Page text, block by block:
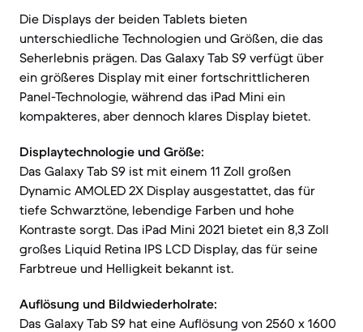
Die Displays der beiden Tablets bieten
unterschiedliche Technologien und Größen, die das
Seherlebnis prägen. Das Galaxy Tab S9 verfügt über
ein größeres Display mit einer fortschrittlicheren
Panel-Technologie, während das iPad Mini ein
kompakteres, aber dennoch klares Display bietet.
Displaytechnologie und Größe:
Das Galaxy Tab S9 ist mit einem 11 Zoll großen
Dynamic AMOLED 2X Display ausgestattet, das für
tiefe Schwarztöne, lebendige Farben und hohe
Kontraste sorgt. Das iPad Mini 2021 bietet ein 8,3 Zoll
großes Liquid Retina IPS LCD Display, das für seine
Farbtreue und Helligkeit bekannt ist.
Auflösung und Bildwiederholrate:
Das Galaxy Tab S9 hat eine Auflösung von 2560 x 1600